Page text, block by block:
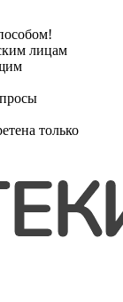
лицам
только